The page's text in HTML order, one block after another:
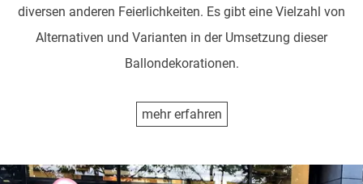
diversen anderen Feierlichkeiten. Es gibt eine Vielzahl von
Alternativen und Varianten in der Umsetzung dieser
Ballondekorationen.
mehr erfahren